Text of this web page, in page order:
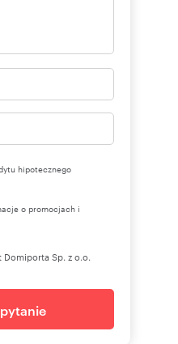
hipotecznego
o promocjach i
Sp. z o.o.